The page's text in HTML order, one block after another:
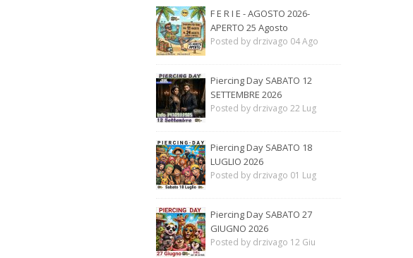
F E R I E - AGOSTO 2026-
APERTO 25 Agosto
Posted by drzivago 04 Ago
Piercing Day SABATO 12
SETTEMBRE 2026
Posted by drzivago 22 Lug
Piercing Day SABATO 18
LUGLIO 2026
Posted by drzivago 01 Lug
Piercing Day SABATO 27
GIUGNO 2026
Posted by drzivago 12 Giu